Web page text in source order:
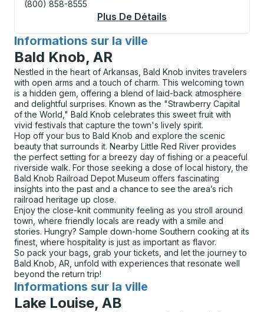
(800) 858-8555
Plus De Détails
Informations sur la ville
pour
Bald Knob, AR
Nestled in the heart of Arkansas, Bald Knob invites travelers
with open arms and a touch of charm. This welcoming town
is a hidden gem, offering a blend of laid-back atmosphere
and delightful surprises. Known as the "Strawberry Capital
of the World," Bald Knob celebrates this sweet fruit with
vivid festivals that capture the town's lively spirit.
Hop off your bus to Bald Knob and explore the scenic
beauty that surrounds it. Nearby Little Red River provides
the perfect setting for a breezy day of fishing or a peaceful
riverside walk. For those seeking a dose of local history, the
Bald Knob Railroad Depot Museum offers fascinating
insights into the past and a chance to see the area’s rich
railroad heritage up close.
Enjoy the close-knit community feeling as you stroll around
town, where friendly locals are ready with a smile and
stories. Hungry? Sample down-home Southern cooking at its
finest, where hospitality is just as important as flavor.
So pack your bags, grab your tickets, and let the journey to
Bald Knob, AR, unfold with experiences that resonate well
beyond the return trip!
Informations sur la ville
pour
Lake Louise, AB